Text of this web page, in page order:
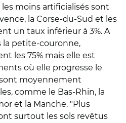
moins artificialisés sont
la Corse-du-Sud et les
un taux inférieur à 3%. A
la petite-couronne,
les 75% mais elle est
où elle progresse le
moyennement
comme le Bas-Rhin, la
et la Manche. "Plus
surtout les sols revêtus